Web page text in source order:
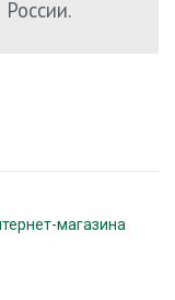
России.
магазина